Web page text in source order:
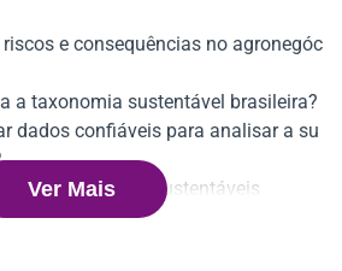
e consequências no agronegóc
a taxonomia sustentável brasileira?
dados confiáveis para analisar a su
projetos sustentáveis
compliance, auditoria e crédito suste
Ver Mais